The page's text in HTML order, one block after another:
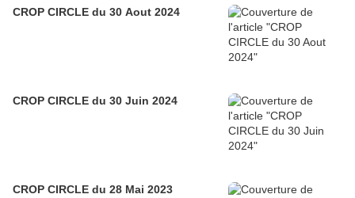
CROP CIRCLE du 30 Aout 2024
CROP CIRCLE du 30 Juin 2024
CROP CIRCLE du 28 Mai 2023